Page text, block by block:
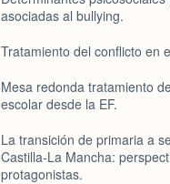
asociadas al bullying.
Tratamiento del conflicto en
Mesa redonda tratamiento
escolar desde la EF.
La transición de primaria a
Castilla-La Mancha:
protagonistas.